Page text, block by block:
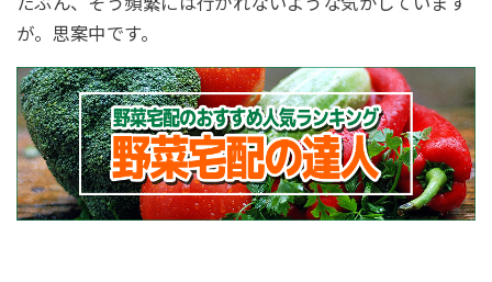
が。思案中です。